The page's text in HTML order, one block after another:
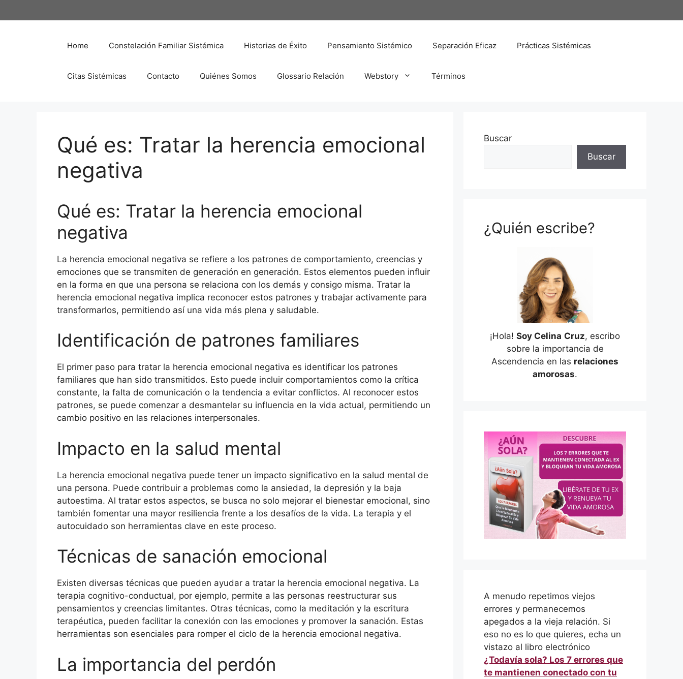
al
Home Constelación Familiar Sistémica Historias de Éxito Pensamiento Sistémico Separación Eficaz Prácticas Sistémicas
Citas Sistémicas Contacto Quiénes Somos Glossario Relación Webstory Términos
Qué es: Tratar la herencia emocional
negativa
Qué es: Tratar la herencia emocional
negativa
La herencia emocional negativa se refiere a los patrones de comportamiento, creencias y
emociones que se transmiten de generación en generación. Estos elementos pueden influir
en la forma en que una persona se relaciona con los demás y consigo misma. Tratar la
herencia emocional negativa implica reconocer estos patrones y trabajar activamente para
transformarlos, permitiendo así una vida más plena y saludable.
Identificación de patrones familiares
El primer paso para tratar la herencia emocional negativa es identificar los patrones
familiares que han sido transmitidos. Esto puede incluir comportamientos como la crítica
constante, la falta de comunicación o la tendencia a evitar conflictos. Al reconocer estos
patrones, se puede comenzar a desmantelar su influencia en la vida actual, permitiendo un
cambio positivo en las relaciones interpersonales.
Impacto en la salud mental
La herencia emocional negativa puede tener un impacto significativo en la salud mental de
una persona. Puede contribuir a problemas como la ansiedad, la depresión y la baja
autoestima. Al tratar estos aspectos, se busca no solo mejorar el bienestar emocional, sino
también fomentar una mayor resiliencia frente a los desafíos de la vida. La terapia y el
autocuidado son herramientas clave en este proceso.
Técnicas de sanación emocional
Existen diversas técnicas que pueden ayudar a tratar la herencia emocional negativa. La
terapia cognitivo-conductual, por ejemplo, permite a las personas reestructurar sus
pensamientos y creencias limitantes. Otras técnicas, como la meditación y la escritura
terapéutica, pueden facilitar la conexión con las emociones y promover la sanación. Estas
herramientas son esenciales para romper el ciclo de la herencia emocional negativa.
La importancia del perdón
Buscar
Buscar
¿Quién escribe?
¡Hola! Soy Celina Cruz, escribo
sobre la importancia de
Ascendencia en las relaciones
amorosas.
A menudo repetimos viejos
errores y permanecemos
apegados a la vieja relación. Si
eso no es lo que quieres, echa un
vistazo al libro electrónico
¿Todavía sola? Los 7 errores que
te mantienen conectado con tu